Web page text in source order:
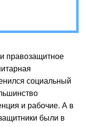
правозащитное
социальный
и рабочие. А в
были в